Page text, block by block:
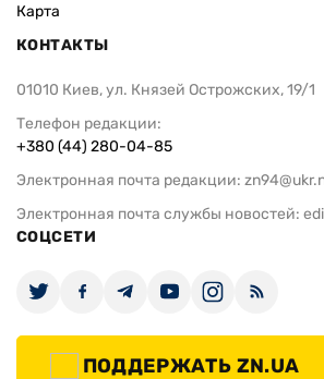
Карта
КОНТАКТЫ
01010 Киев, ул. Князей Острожских, 19/1
Телефон редакции:
+380 (44) 280-04-85
Электронная почта редакции:
Электронная почта службы новостей:
СОЦСЕТИ
ПОДДЕРЖАТЬ ZN.UA